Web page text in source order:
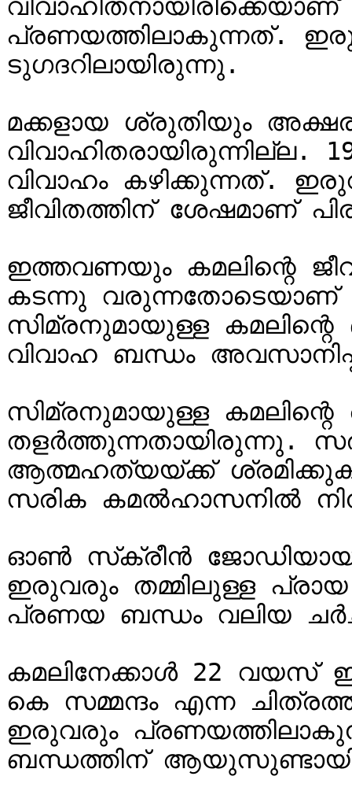
പ്രണയത്തിലാകുന്നത്.
ടുഗദറിലായിരുന്നു.
മക്കളായ ശ്രുതിയും
വിവാഹം കഴിക്കുന്നത്.
ജീവിതത്തിന് ശേഷമാണ്
ഇത്തവണയും കമലിന്റെ
കടന്നു വരുന്നതോടെയാണ്
സിമ്രനുമായുള്ള
വിവാഹ ബന്ധം
സിമ്രനുമായുള്ള
തളര്‍ത്തുന്നതായിരുന്നു.
ആത്മഹത്യയ്ക്ക്
സരിക കമല്‍ഹാസനില്‍
ഓണ്‍ സ്‌ക്രീന്‍ ജോഡിയായിരുന്നു സിമ്രനും കമലും.
ഇരുവരും തമ്മിലുള്ള
പ്രണയ ബന്ധം വലിയ
കമലിനേക്കാള്‍ 22 വയസ്
കെ സമ്മന്ദം എന്ന
ഇരുവരും
ബന്ധത്തിന്